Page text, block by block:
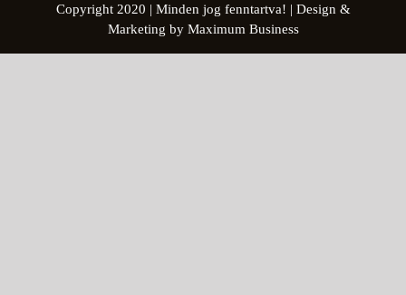
Copyright 2020 | Minden jog fenntartva! | Design &
Marketing by Maximum Business